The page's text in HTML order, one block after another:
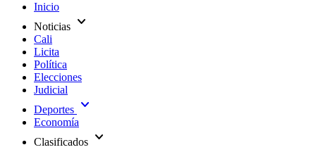
Inicio
Noticias expand_more
Cali
Licita
Política
Elecciones
Judicial
Deportes expand_more
Economía
Clasificados expand_more